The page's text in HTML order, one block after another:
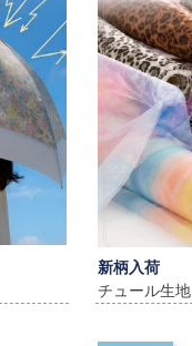
新柄入荷
チュール生地